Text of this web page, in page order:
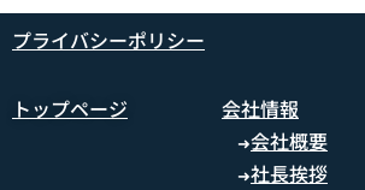
プライバシーポリシー
トップページ 会社情報
➜会社概要
➜社長挨拶